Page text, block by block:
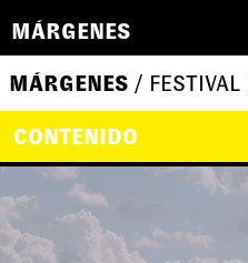
MÁRGENES
MÁRGENES /
CONTENIDO